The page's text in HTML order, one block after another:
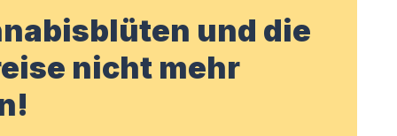
und die
nicht mehr